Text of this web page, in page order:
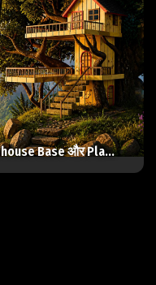
Base और Pla...